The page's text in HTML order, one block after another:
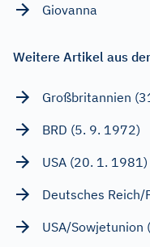
Giovanna
Weitere Artikel aus
Großbritannien
BRD (5. 9. 1972)
USA (20. 1. 1981)
Deutsches
USA/